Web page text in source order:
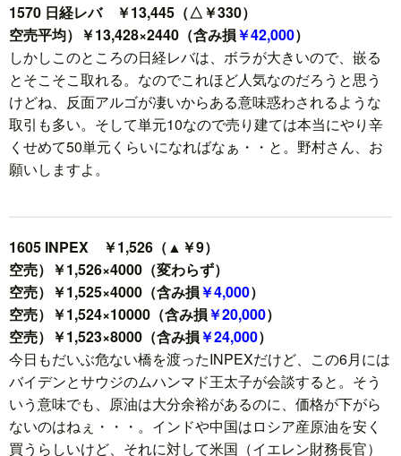
1570 日経レバ ￥13,445（△￥330）
空売平均）￥13,428×2440（含み損￥42,000）
しかしこのところの日経レバは、ボラが大きいので、嵌る
とそこそこ取れる。なのでこれほど人気なのだろうと思う
けどね、反面アルゴが凄いからある意味惑わされるような
取引も多い。そして単元10なので売り建ては本当にやり辛
くせめて50単元くらいになればなぁ・・と。野村さん、お
願いしますよ。
1605 INPEX ￥1,526（▲￥9）
空売）￥1,526×4000（変わらず）
空売）￥1,525×4000（含み損￥4,000）
空売）￥1,524×10000（含み損￥20,000）
空売）￥1,523×8000（含み損￥24,000）
今日もだいぶ危ない橋を渡ったINPEXだけど、この6月には
バイデンとサウジのムハンマド王太子が会談すると。そう
いう意味でも、原油は大分余裕があるのに、価格が下がら
ないのはねぇ・・・。インドや中国はロシア産原油を安く
買うらしいけど、それに対して米国（イエレン財務長官）